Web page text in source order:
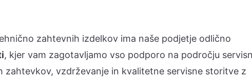
zahtevnih izdelkov ima naše podjetje odlično
, kjer vam zagotavljamo vso podporo na področju
zahtevkov, vzdrževanje in kvalitetne servisne storitve z